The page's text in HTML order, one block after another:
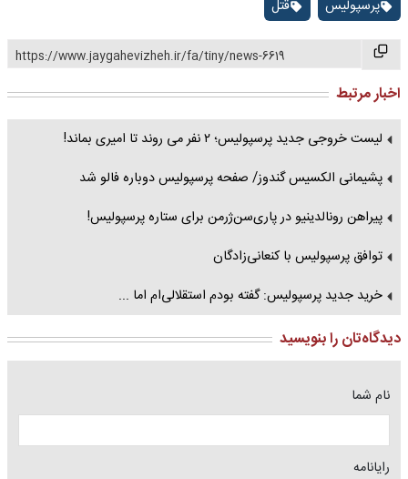
پرسپولیس قتل
https://www.jaygahevizheh.ir/fa/tiny/news-6619
اخبار مرتبط
لیست خروجی جدید پرسپولیس؛ ۲ نفر می روند تا امیری بماند!
پشیمانی الکسیس گندوز/ صفحه پرسپولیس دوباره فالو شد
پیراهن رونالدینیو در پاری‌سن‌ژرمن برای ستاره پرسپولیس!
توافق پرسپولیس با کنعانی‌زادگان
خرید جدید پرسپولیس: گفته بودم استقلالی‌ام اما ...
دیدگاه‌تان را بنویسید
نام شما
رایانامه